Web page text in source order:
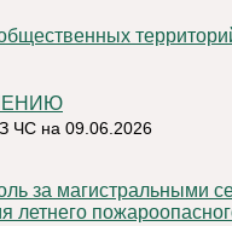
на 09.06.2026
летнего